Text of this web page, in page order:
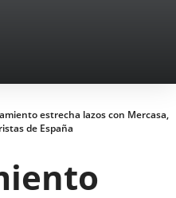
estrecha lazos con Mercasa,
de España